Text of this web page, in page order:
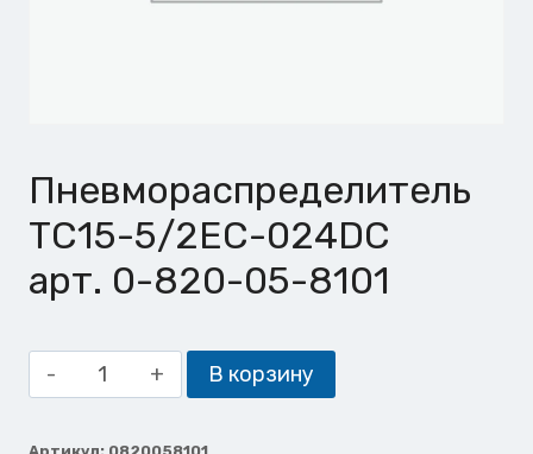
Пневмораспределитель
TC15-5/2EC-024DC
арт. 0-820-05-8101
Количество
товара
В корзину